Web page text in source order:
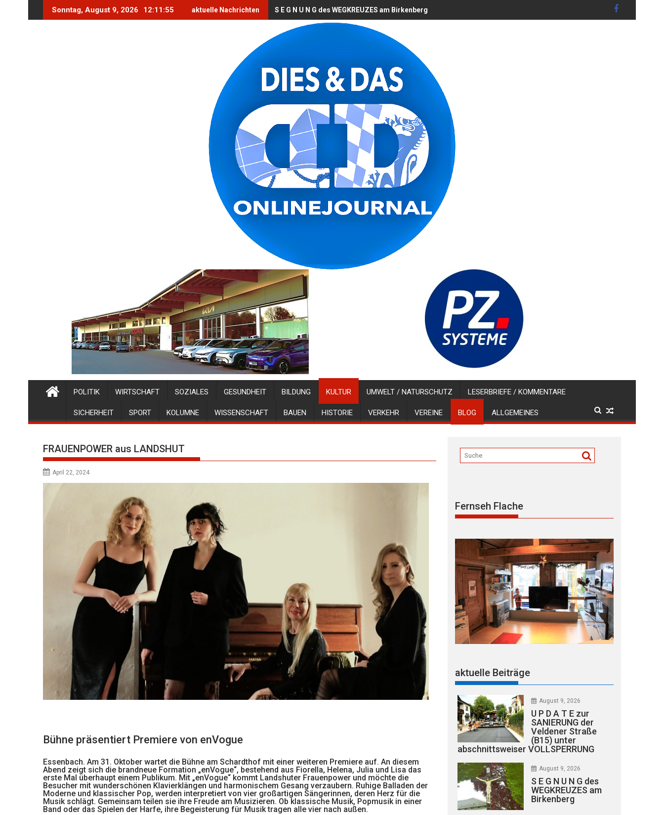
Sonntag, August 9, 2026 12:11:57 aktuelle Nachrichten S E G N U N G des WEGKREUZES am Birkenberg
POLITIK WIRTSCHAFT SOZIALES GESUNDHEIT BILDUNG KULTUR UMWELT / NATURSCHUTZ LESERBRIEFE / KOMMENTARE
SICHERHEIT SPORT KOLUMNE WISSENSCHAFT BAUEN HISTORIE VERKEHR VEREINE BLOG ALLGEMEINES
FRAUENPOWER aus LANDSHUT
April 22, 2024
Bühne präsentiert Premiere von enVogue
Essenbach. Am 31. Oktober wartet die Bühne am Schardthof mit einer weiteren Premiere auf. An diesem
Abend zeigt sich die brandneue Formation „enVogue“, bestehend aus Fiorella, Helena, Julia und Lisa das
erste Mal überhaupt einem Publikum. Mit „enVogue“ kommt Landshuter Frauenpower und möchte die
Besucher mit wunderschönen Klavierklängen und harmonischem Gesang verzaubern. Ruhige Balladen der
Moderne und klassischer Pop, werden interpretiert von vier großartigen Sängerinnen, deren Herz für die
Musik schlägt. Gemeinsam teilen sie ihre Freude am Musizieren. Ob klassische Musik, Popmusik in einer
Band oder das Spielen der Harfe, ihre Begeisterung für Musik tragen alle vier nach außen.
Fernseh Flache
aktuelle Beiträge
August 9, 2026
U P D A T E zur
SANIERUNG der
Veldener Straße
(B15) unter
abschnittsweiser VOLLSPERRUNG
August 9, 2026
S E G N U N G des
WEGKREUZES am
Birkenberg